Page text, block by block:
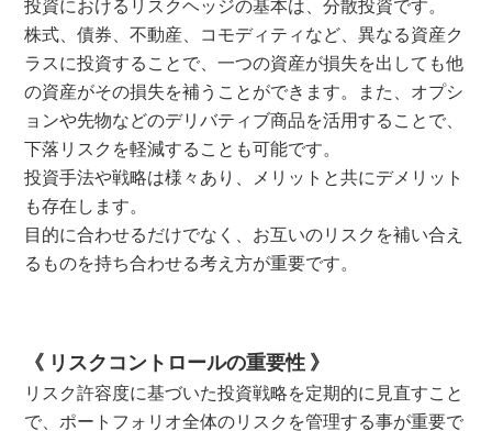
投資におけるリスクヘッジの基本は、分散投資です。
株式、債券、不動産、コモディティなど、異なる資産ク
ラスに投資することで、一つの資産が損失を出しても他
の資産がその損失を補うことができます。
また、オプシ
ョンや先物などのデリバティブ商品を活用することで、
下落リスクを軽減することも可能です。
投資手法や戦略は様々あり、メリットと共にデメリット
も存在します。
目的に合わせるだけでなく、お互いのリスクを補い合え
るものを持ち合わせる考え方が重要です。
《 リスクコントロールの重要性 》
リスク許容度に基づいた投資戦略を定期的に見直すこと
で、ポートフォリオ全体のリスクを管理する事が重要で